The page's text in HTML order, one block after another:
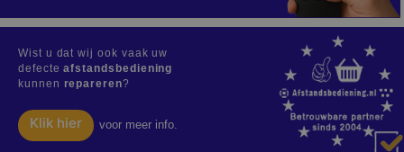
Wist u dat wij ook vaak uw
defecteafstandsbediening
kunnen repareren?
Klik hier voor meer info.